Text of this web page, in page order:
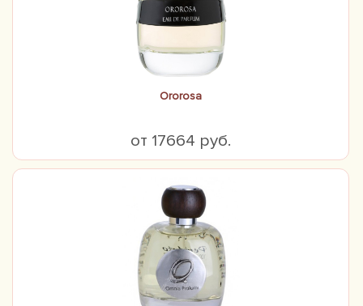
Ororosa
от 17664 руб.